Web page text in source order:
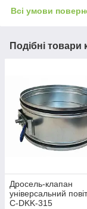
Всі умови
Подібні товари
Дросель-клапан
універсальний
C-DKK-315